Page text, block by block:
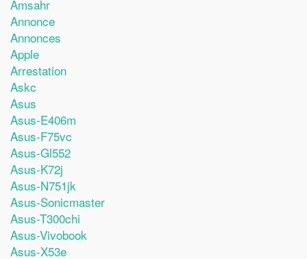
Amsahr
Annonce
Annonces
Apple
Arrestation
Askc
Asus
Asus-E406m
Asus-F75vc
Asus-Gl552
Asus-K72j
Asus-N751jk
Asus-Sonicmaster
Asus-T300chi
Asus-Vivobook
Asus-X53e